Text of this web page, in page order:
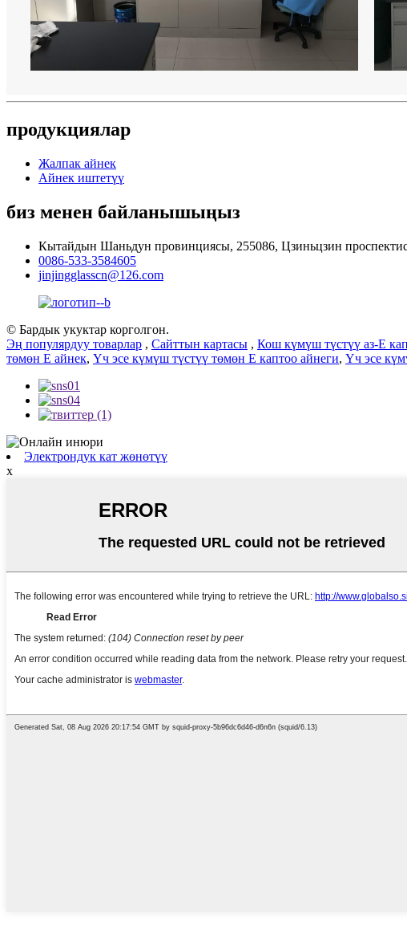
продукциялар
Жалпак айнек
Айнек иштетүү
биз менен байланышыңыз
Кытайдын Шаньдун провинциясы, 255086, Цзиньцзин
0086-533-3584605
jinjingglasscn@126.com
© Бардык укуктар корголгон.
Эң популярдуу товарлар , Сайттын картасы , Кош күмүш түстүү аз-E
төмөн E айнек, Үч эсе күмүш түстүү төмөн E каптоо айнеги, Үч эсе
Электрондук кат жөнөтүү
x